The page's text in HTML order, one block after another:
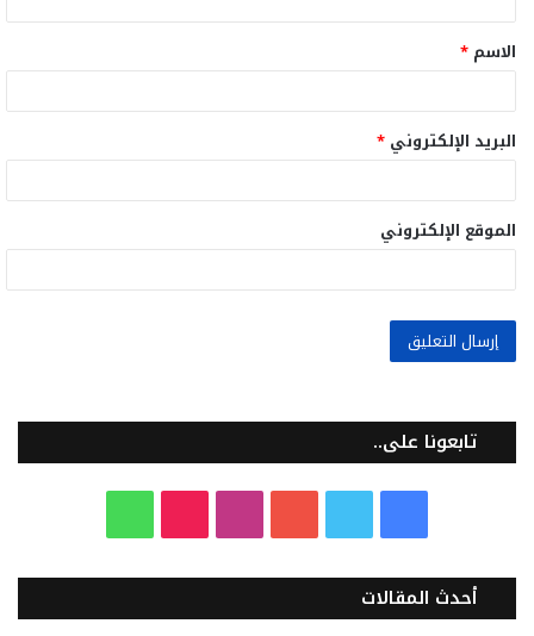
ق
*
الاسم *
البريد الإلكتروني *
الموقع الإلكتروني
تابعونا على..
س
ي
ت
س
k
ت
أحدث المقالات